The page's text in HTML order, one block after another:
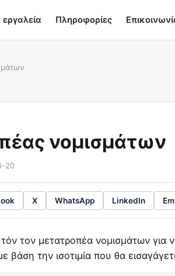
Πληροφορίες
νομισμάτων
20
X WhatsApp LinkedIn
τον μετατροπέα νομισμάτων για
βάση την ισοτιμία που θα